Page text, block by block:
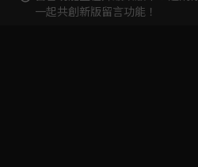
一起共創新版留言功能！